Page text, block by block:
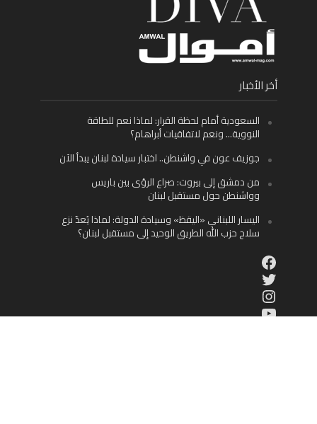
أخر الأخبار
السعودية أمام لحظة القرار: لماذا نعم للطاقة
النووية… ونعم لاتفاقيات أبراهام؟
جوزيف عون في واشنطن.. اختبار سيادة لبنان يبدأ الآن
من دمشق إلى بيروت: صراع الرؤى بين باريس
وواشنطن حول مستقبل لبنان
اليسار اللبناني «اليقظ» وسيادة الدولة: لماذا يُعدّ نزع
سلاح حزب الله الطريق الوحيد إلى مستقبل لبنان؟
Facebook
Twitter
Instagram
YouTube